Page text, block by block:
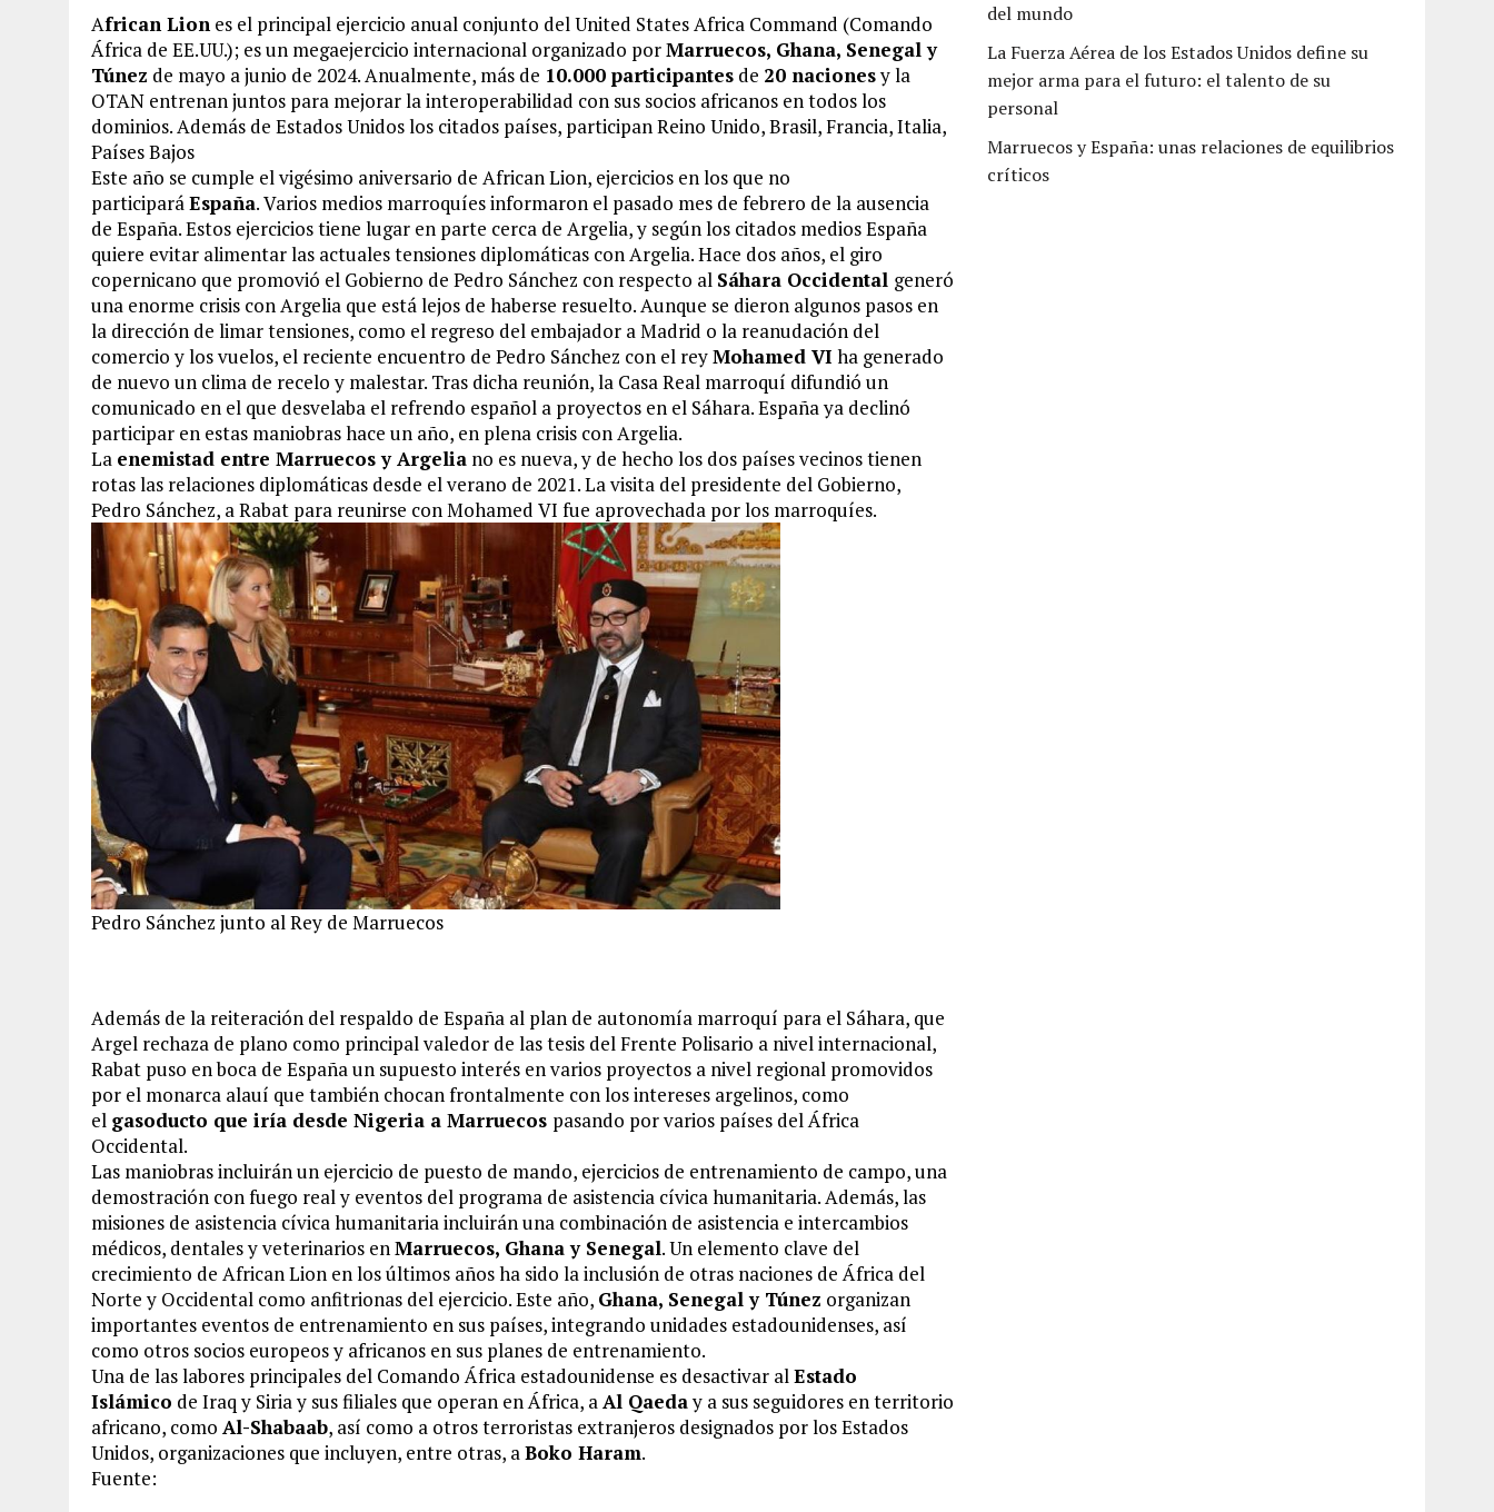
African Lion es el principal ejercicio anual conjunto del United States Africa Command (Comando
África de EE.UU.); es un megaejercicio internacional organizado porMarruecos, Ghana, Senegal y
Túnez de mayo a junio de 2024. Anualmente, más de 10.000 participantes de 20 nacionesy la
OTAN entrenan juntos para mejorar la interoperabilidad con sus socios africanos en todos los
dominios. Además de Estados Unidos los citados países, participan Reino Unido, Brasil, Francia, Italia,
Países Bajos
Este año se cumple el vigésimo aniversario de African Lion, ejercicios en los que no
participaráEspaña. Varios medios marroquíes informaron el pasado mes de febrero de la ausencia
de España. Estos ejercicios tiene lugar en parte cerca de Argelia, y según los citados medios España
quiere evitar alimentar las actuales tensiones diplomáticas con Argelia. Hace dos años, el giro
copernicano que promovió el Gobierno de Pedro Sánchez con respecto al Sáhara Occidental generó
una enorme crisis con Argelia que está lejos de haberse resuelto. Aunque se dieron algunos pasos en
la dirección de limar tensiones, como el regreso del embajador a Madrid o la reanudación del
comercio y los vuelos, el reciente encuentro de Pedro Sánchez con el reyMohamed VI ha generado
de nuevo un clima de recelo y malestar. Tras dicha reunión, la Casa Real marroquí difundió un
comunicado en el que desvelaba el refrendo español a proyectos en el Sáhara. España ya declinó
participar en estas maniobras hace un año, en plena crisis con Argelia.
La enemistad entre Marruecos y Argelia no es nueva, y de hecho los dos países vecinos tienen
rotas las relaciones diplomáticas desde el verano de 2021. La visita del presidente del Gobierno,
Pedro Sánchez, a Rabat para reunirse con Mohamed VI fue aprovechada por los marroquíes.
Pedro Sánchez junto al Rey de Marruecos
Además de la reiteración del respaldo de España al plan de autonomía marroquí para el Sáhara, que
Argel rechaza de plano como principal valedor de las tesis del Frente Polisario a nivel internacional,
Rabat puso en boca de España un supuesto interés en varios proyectos a nivel regional promovidos
por el monarca alauí que también chocan frontalmente con los intereses argelinos, como
el gasoducto que iría desde Nigeria a Marruecos pasando por varios países del África
Occidental.
Las maniobras incluirán un ejercicio de puesto de mando, ejercicios de entrenamiento de campo, una
demostración con fuego real y eventos del programa de asistencia cívica humanitaria. Además, las
misiones de asistencia cívica humanitaria incluirán una combinación de asistencia e intercambios
médicos, dentales y veterinarios enMarruecos, Ghana y Senegal. Un elemento clave del
crecimiento de African Lion en los últimos años ha sido la inclusión de otras naciones de África del
Norte y Occidental como anfitrionas del ejercicio. Este año, Ghana, Senegal y Túnez organizan
importantes eventos de entrenamiento en sus países, integrando unidades estadounidenses, así
como otros socios europeos y africanos en sus planes de entrenamiento.
Una de las labores principales del Comando África estadounidense es desactivar alEstado
Islámico de Iraq y Siria y sus filiales que operan en África, aAl Qaeday a sus seguidores en territorio
africano, como Al-Shabaab, así como a otros terroristas extranjeros designados por los Estados
Unidos, organizaciones que incluyen, entre otras, aBoko Haram.
Fuente:
del mundo
La Fuerza Aérea de los Estados Unidos define su
mejor arma para el futuro: el talento de su
personal
Marruecos y España: unas relaciones de equilibrios
críticos